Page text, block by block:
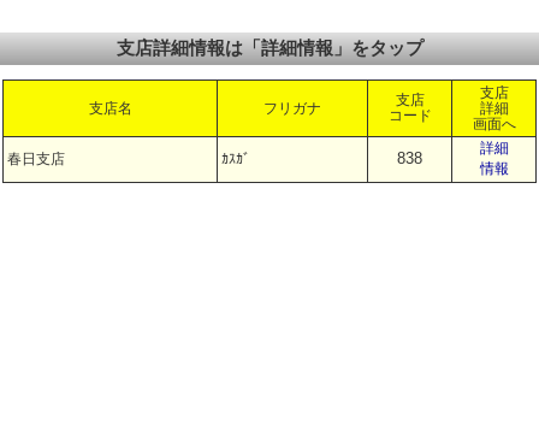
支店詳細情報は「詳細情報」をタップ
支店名 フリガナ
支店
コード
支店
詳細
画面へ
春日支店 ｶｽｶﾞ 838
詳細
情報